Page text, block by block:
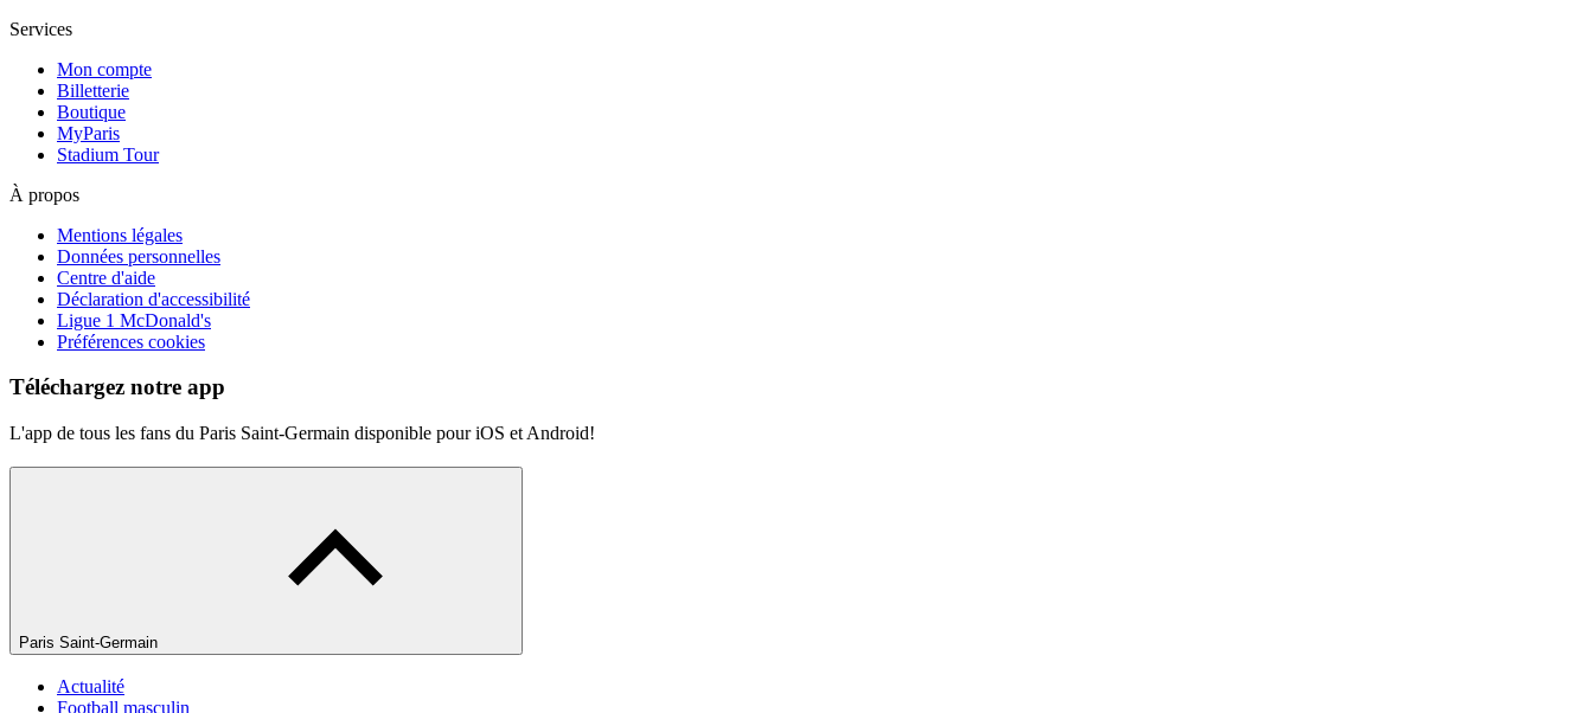
Services
Mon compte
Billetterie
Boutique
MyParis
Stadium Tour
À propos
Mentions légales
Données personnelles
Centre d'aide
Déclaration d'accessibilité
Ligue 1 McDonald's
Préférences cookies
Téléchargez notre app
L'app de tous les fans du Paris Saint-Germain disponible pour iOS et Android!
Paris Saint-Germain
Actualité
Football masculin